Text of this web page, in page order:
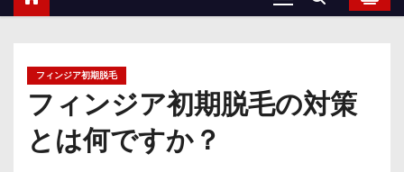
フィンジア初期脱毛
フィンジア初期脱毛の対策
とは何ですか？